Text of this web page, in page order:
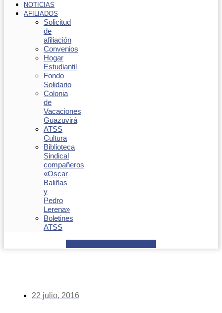
NOTICIAS
AFILIADOS
Solicitud
de
afiliación
Convenios
Hogar
Estudiantil
Fondo
Solidario
Colonia
de
Vacaciones
Guazuvirá
ATSS
Cultura
Biblioteca
Sindical
compañeros
«Oscar
Baliñas
y
Pedro
Lerena»
Boletines
ATSS
22 julio, 2016